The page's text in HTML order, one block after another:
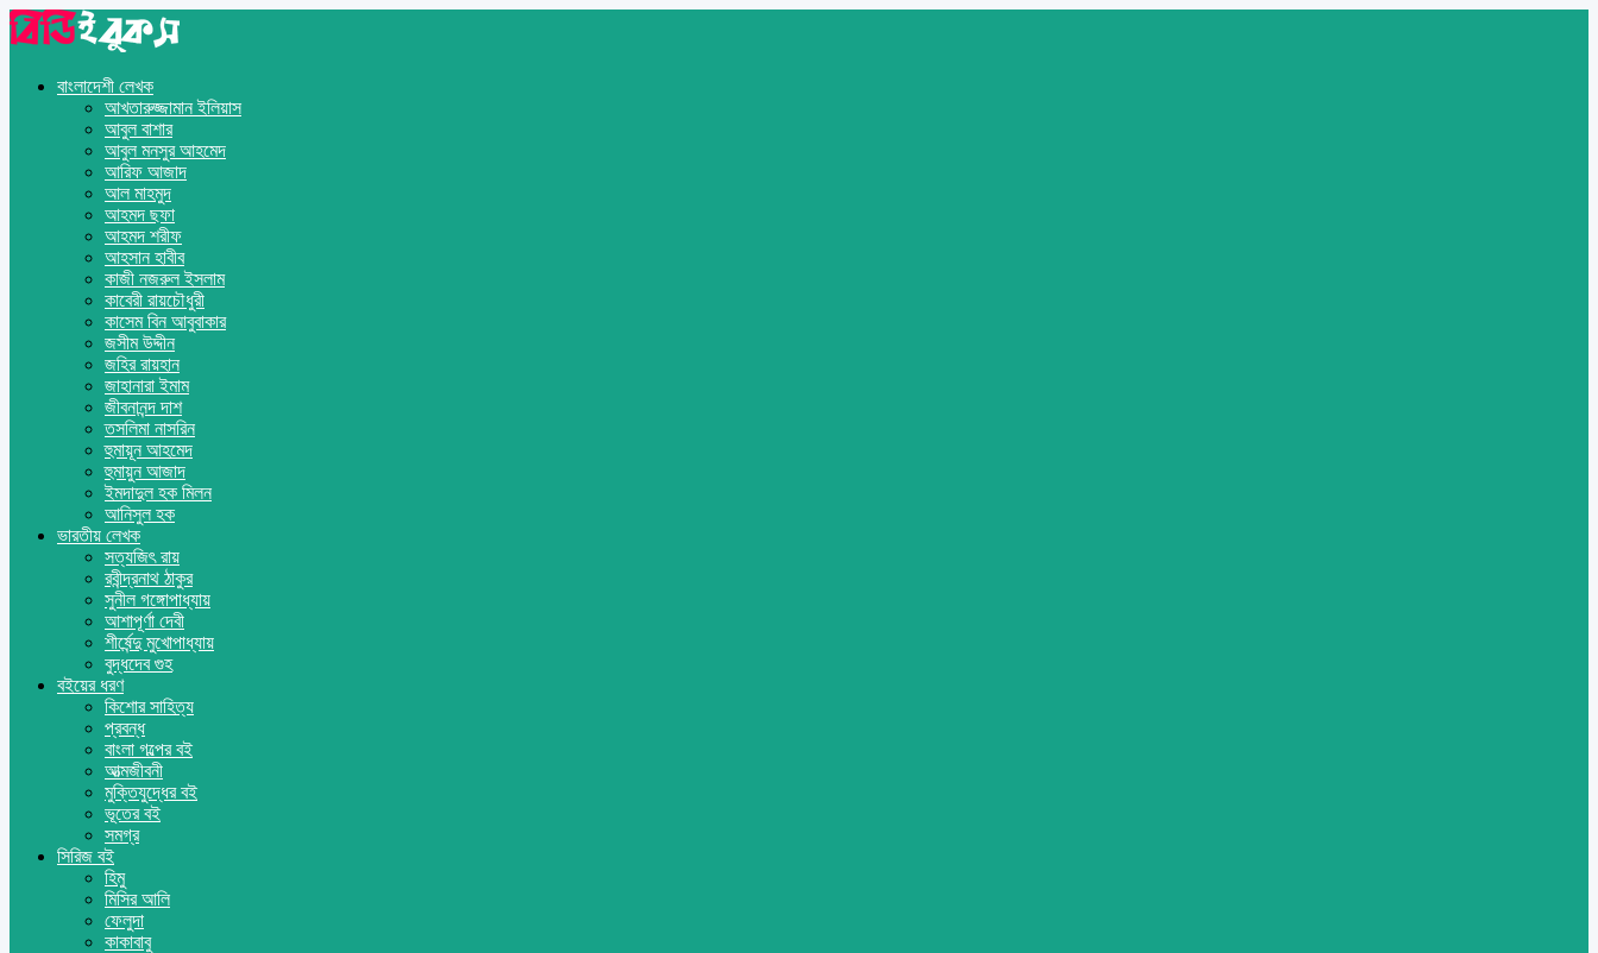
বাংলাদেশী লেখক
আখতারুজ্জামান ইলিয়াস
আবুল বাশার
আবুল মনসুর আহমেদ
আরিফ আজাদ
আল মাহমুদ
আহমদ ছফা
আহমদ শরীফ
আহসান হাবীব
কাজী নজরুল ইসলাম
কাবেরী রায়চৌধুরী
কাসেম বিন আবুবাকার
জসীম উদ্দীন
জহির রায়হান
জাহানারা ইমাম
জীবনানন্দ দাশ
তসলিমা নাসরিন
হুমায়ূন আহমেদ
হুমায়ুন আজাদ
ইমদাদুল হক মিলন
আনিসুল হক
ভারতীয় লেখক
সত্যজিৎ রায়
রবীন্দ্রনাথ ঠাকুর
সুনীল গঙ্গোপাধ্যায়
আশাপূর্ণা দেবী
শীর্ষেন্দু মুখোপাধ্যায়
বুদ্ধদেব গুহ
বইয়ের ধরণ
কিশোর সাহিত্য
প্রবন্ধ
বাংলা গল্পের বই
আত্মজীবনী
মুক্তিযুদ্ধের বই
ভূতের বই
সমগ্র
সিরিজ বই
হিমু
মিসির আলি
ফেলুদা
কাকাবাবু